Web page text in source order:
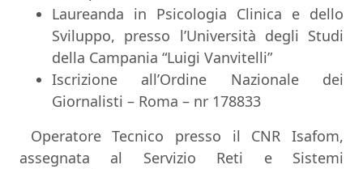
Laureanda in Psicologia Clinica e dello
Sviluppo, presso l’Università degli Studi
della Campania “Luigi Vanvitelli”
Iscrizione all’Ordine Nazionale dei
Giornalisti – Roma – nr 178833
Operatore Tecnico presso il CNR Isafom,
assegnata al Servizio Reti e Sistemi